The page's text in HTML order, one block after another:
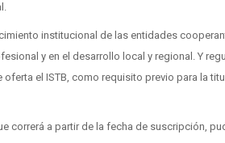
institucional de las entidades
y en el desarrollo local y regional. Y
el ISTB, como requisito previo para la
correrá a partir de la fecha de suscripción,